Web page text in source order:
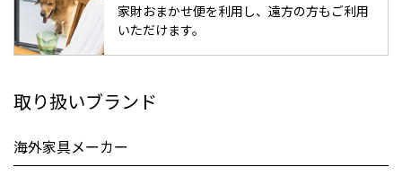
家財おまかせ便を利用し、遠方の方もご利用
いただけます。
取り扱いブランド
海外家具メーカー